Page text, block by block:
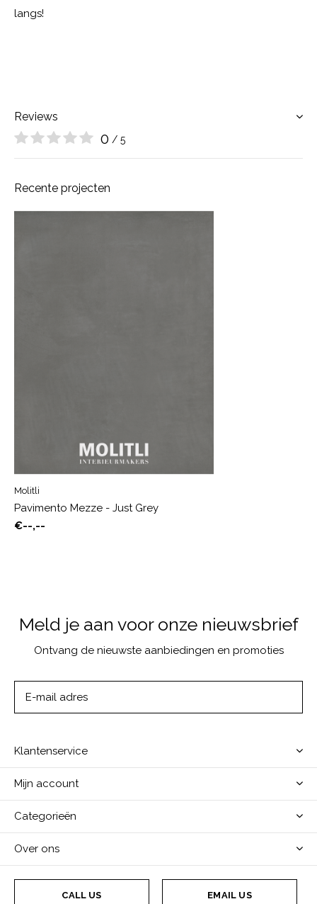
langs!
Reviews
0 / 5
Recente projecten
Molitli
Pavimento Mezze - Just Grey
€--,--
Meld je aan voor onze nieuwsbrief
Ontvang de nieuwste aanbiedingen en promoties
Klantenservice
Mijn account
Categorieën
Over ons
CALL US EMAIL US